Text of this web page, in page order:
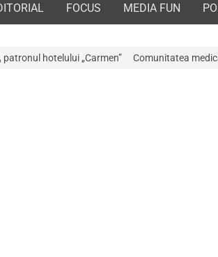
FOCUS MEDIA FUN
Comunitatea medicală a Argeșului este